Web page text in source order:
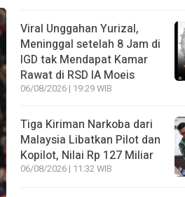
Viral Unggahan Yurizal,
Meninggal setelah 8 Jam di
IGD tak Mendapat Kamar
Rawat di RSD IA Moeis
06/08/2026 | 19:29 WIB
Tiga Kiriman Narkoba dari
Malaysia Libatkan Pilot dan
Kopilot, Nilai Rp 127 Miliar
06/08/2026 | 11:32 WIB